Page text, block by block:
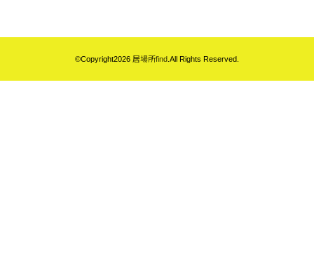
©Copyright2026 居場所find.All Rights Reserved.